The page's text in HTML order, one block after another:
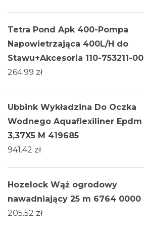
Tetra Pond Apk 400-Pompa
Napowietrzająca 400L/H do
Stawu+Akcesoria 110-753211-00
264.99 zł
Ubbink Wykładzina Do Oczka
Wodnego Aquaflexiliner Epdm
3,37X5 M 419685
941.42 zł
Hozelock Wąż ogrodowy
nawadniający 25 m 6764 0000
205.52 zł